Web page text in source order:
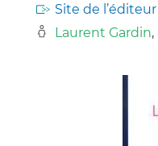
Site de l’éditeur
Laurent Gardin